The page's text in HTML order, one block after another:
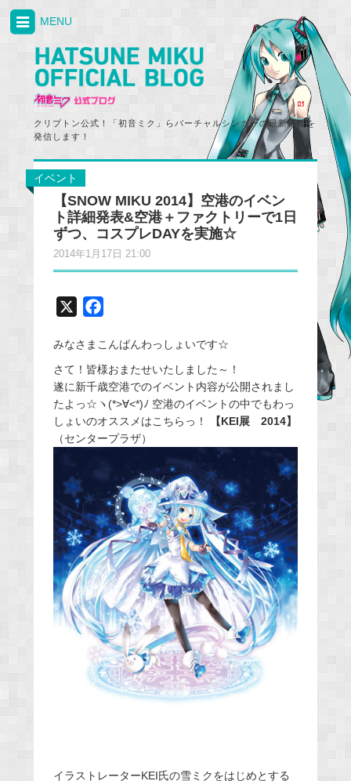
クリプトン公式！「初音ミク」らバーチャルシンガーの最新情報を
発信します！
MENU
イベント
【SNOW MIKU 2014】空港のイベン
ト詳細発表&空港＋ファクトリーで1日
ずつ、コスプレDAYを実施☆
2014年1月17日 21:00
c
e
b
o
o
k
みなさまこんばんわっしょいです☆
さて！皆様おまたせいたしました～！
遂に新千歳空港でのイベント内容が公開されまし
たよっ☆ヽ(*>∀<*)ﾉ 空港のイベントの中でもわっ
しょいのオススメはこちらっ！
【KEI展 2014】
（センタープラザ）
イラストレーターKEI氏の雪ミクをはじめとする